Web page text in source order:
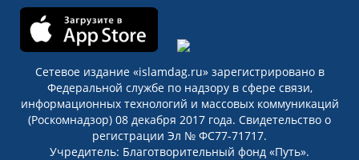
Сетевое издание «islamdag.ru» зарегистрировано в
Федеральной службе по надзору в сфере связи,
информационных технологий и массовых коммуникаций
(Роскомнадзор) 08 декабря 2017 года. Свидетельство о
регистрации Эл № ФС77-71717.
Учредитель: Благотворительный фонд «Путь».